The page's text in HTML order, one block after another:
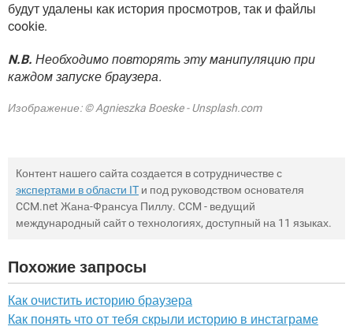
будут удалены как история просмотров, так и файлы
cookie.
N.B. Необходимо повторять эту манипуляцию при
каждом запуске браузера.
Изображение: © Agnieszka Boeske - Unsplash.com
Контент нашего сайта создается в сотрудничестве с
экспертами в области IT и под руководством основателя
CCM.net Жана-Франсуа Пиллу. CCM - ведущий
международный сайт о технологиях, доступный на 11 языках.
Похожие запросы
Как очистить историю браузера
Как понять что от тебя скрыли историю в инстаграме